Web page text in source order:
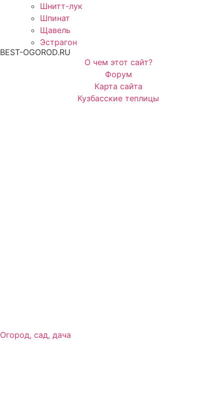
Шнитт-лук
Шпинат
Щавель
Эстрагон
BEST-OGOROD.RU
О чем этот сайт?
Форум
Карта сайта
Кузбасские теплицы
Огород, сад, дача